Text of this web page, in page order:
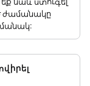
ժամանակը